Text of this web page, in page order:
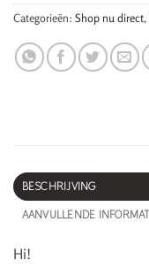
Categorieën: Shop nu direct,
BESCHRIJVING
AANVULLENDE
Hi!